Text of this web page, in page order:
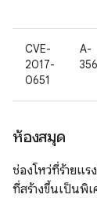
CVE-
2017-
0651
A-
ห้องสมุด
ช่องโหว่ที่ร้ายแร
ที่สร้างขึ้นเป็นพิ